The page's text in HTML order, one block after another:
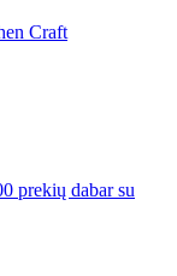
Craft
prekių dabar su